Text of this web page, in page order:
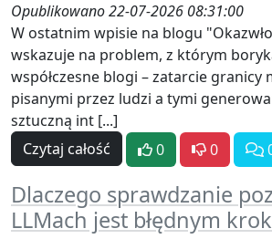
Opublikowano 22-07-2026 08:31:00
W ostatnim wpisie na blogu
wskazuje na problem, z którym
współczesne blogi – zatarcie granicy
pisanymi przez ludzi a tymi
sztuczną int [...]
Czytaj całość
0 0
Dlaczego sprawdzanie
LLMach jest błędnym